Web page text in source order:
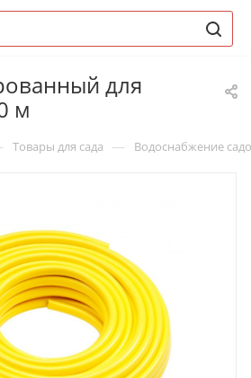
для
м
Товары для сада — Водоснабжение